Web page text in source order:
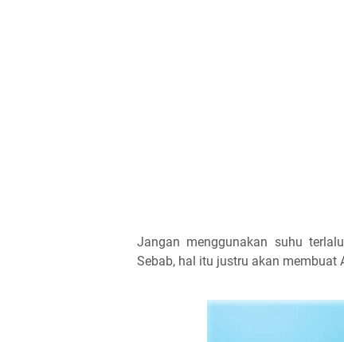
Jangan menggunakan suhu
Sebab, hal itu justru akan membuat